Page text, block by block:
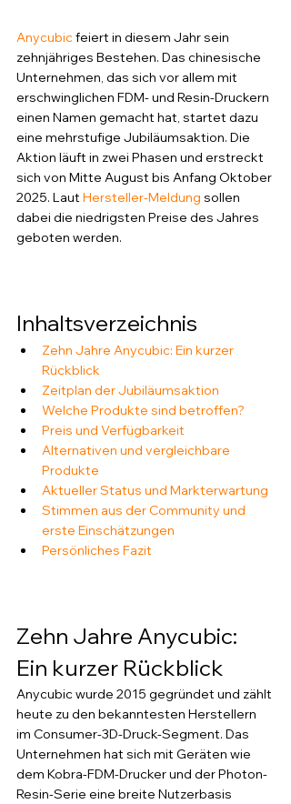
Anycubic feiert in diesem Jahr sein
zehnjähriges Bestehen. Das chinesische
Unternehmen, das sich vor allem mit
erschwinglichen FDM- und Resin-Druckern
einen Namen gemacht hat, startet dazu
eine mehrstufige Jubiläumsaktion. Die
Aktion läuft in zwei Phasen und erstreckt
sich von Mitte August bis Anfang Oktober
2025. Laut Hersteller-Meldung sollen
dabei die niedrigsten Preise des Jahres
geboten werden.
Inhaltsverzeichnis
Zehn Jahre Anycubic: Ein kurzer
Rückblick
Zeitplan der Jubiläumsaktion
Welche Produkte sind betroffen?
Preis und Verfügbarkeit
Alternativen und vergleichbare
Produkte
Aktueller Status und Markterwartung
Stimmen aus der Community und
erste Einschätzungen
Persönliches Fazit
Zehn Jahre Anycubic:
Ein kurzer Rückblick
Anycubic wurde 2015 gegründet und zählt
heute zu den bekanntesten Herstellern
im Consumer-3D-Druck-Segment. Das
Unternehmen hat sich mit Geräten wie
dem Kobra-FDM-Drucker und der Photon-
Resin-Serie eine breite Nutzerbasis